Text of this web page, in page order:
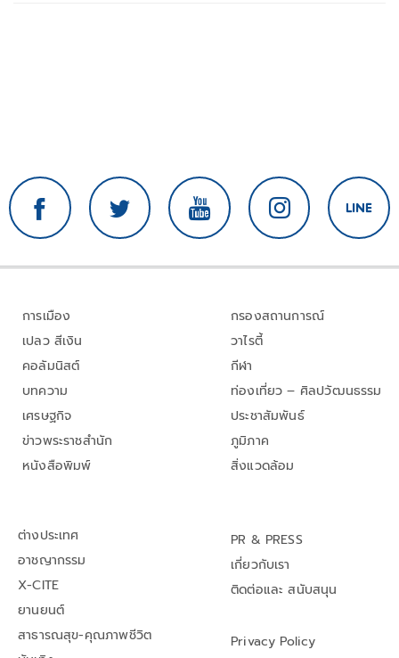
การเมือง
เปลว สีเงิน
คอลัมนิสต์
บทความ
เศรษฐกิจ
ข่าวพระราชสำนัก
หนังสือพิมพ์
กรองสถานการณ์
วาไรตี้
กีฬา
ท่องเที่ยว – ศิลปวัฒนธรรม
ประชาสัมพันธ์
ภูมิภาค
สิ่งแวดล้อม
ต่างประเทศ
อาชญากรรม
X-CITE
ยานยนต์
สาธารณสุข-คุณภาพชีวิต
PR & PRESS
เกี่ยวกับเรา
ติดต่อและ สนับสนุน
Privacy Policy